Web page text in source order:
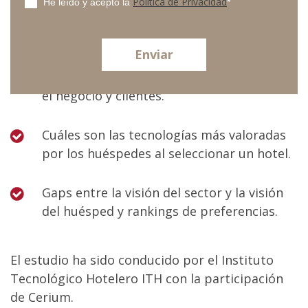
encontrar?
el negocio y clientes.
Cuáles son las tecnologías más valoradas
por los huéspedes al seleccionar un hotel.
Gaps entre la visión del sector y la visión
del huésped y rankings de preferencias.
El estudio ha sido conducido por el Instituto
Tecnológico Hotelero ITH con la participación
de Cerium.